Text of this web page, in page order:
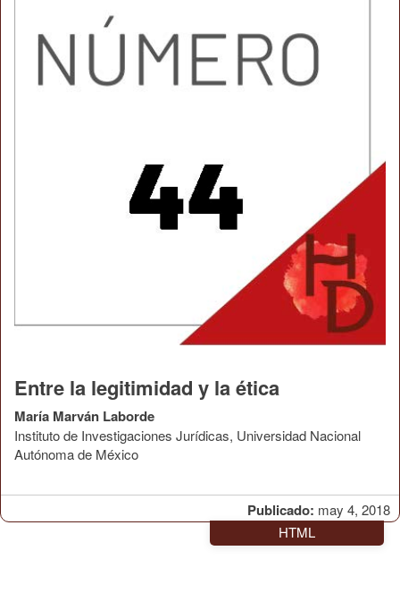
Publicado: may 4, 2018
Entre la legitimidad y la ética
María Marván Laborde
Instituto de Investigaciones Jurídicas, Universidad Nacional
Autónoma de México
HTML